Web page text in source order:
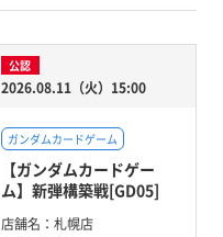
公認
2026.08.11（火）15:00
ガンダムカードゲーム
【ガンダムカードゲー
ム】新弾構築戦[GD05]
店舗名： 札幌店